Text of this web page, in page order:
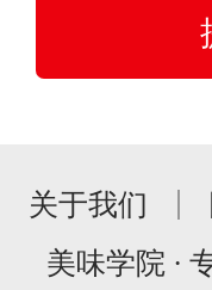
关于我们
美味学院 ·